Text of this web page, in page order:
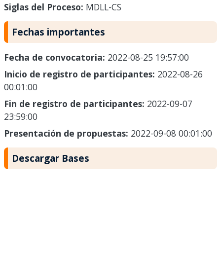
Siglas del Proceso: MDLL-CS
Fechas importantes
Fecha de convocatoria: 2022-08-25 19:57:00
Inicio de registro de participantes: 2022-08-26
00:01:00
Fin de registro de participantes: 2022-09-07
23:59:00
Presentación de propuestas: 2022-09-08 00:01:00
Descargar Bases